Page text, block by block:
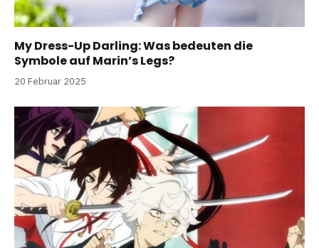
My Dress-Up Darling: Was bedeuten die
Symbole auf Marin’s Legs?
20 Februar 2025